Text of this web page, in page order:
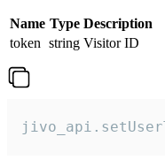
Name Type Description
token string Visitor ID